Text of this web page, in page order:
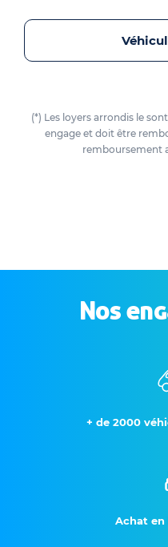
(*) Les loyers arrondis le
engage et doit être
remboursement
Nos
+ de 2000
Achat en